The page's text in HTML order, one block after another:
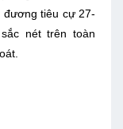
đương tiêu cự 27-
nét trên toàn